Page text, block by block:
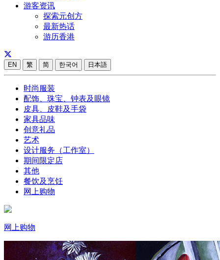
游客资讯
探索元创方
最新热话
游历香港
EN 繁 简 한국어 日本語
时尚服装
配饰、珠宝、钟表及眼镜
皮具、皮鞋及手袋
家具品味
创意礼品
艺术
设计服务（工作室）
期间限定店
其他
餐饮及烹饪
网上购物
网上购物